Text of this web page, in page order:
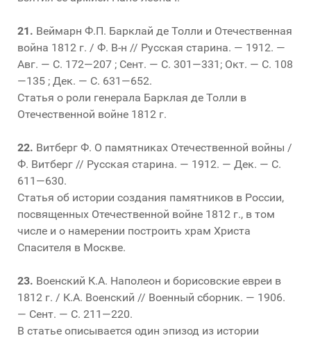
21. Веймарн Ф.П. Барклай де Толли и Отечественная
война 1812 г. / Ф. В-н // Русская старина. — 1912. —
Авг. — С. 172—207 ; Сент. — С. 301—331; Окт. — С. 108
—135 ; Дек. — С. 631—652.
Статья о роли генерала Барклая де Толли в
Отечественной войне 1812 г.
22. Витберг Ф. О памятниках Отечественной войны /
Ф. Витберг // Русская старина. — 1912. — Дек. — С.
611—630.
Статья об истории создания памятников в России,
посвященных Отечественной войне 1812 г., в том
числе и о намерении построить храм Христа
Спасителя в Москве.
23. Военский К.А. Наполеон и борисовские евреи в
1812 г. / К.А. Военский // Военный сборник. — 1906.
— Сент. — С. 211—220.
В статье описывается один эпизод из истории